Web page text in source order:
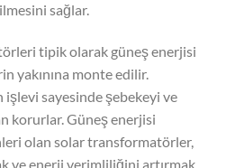
sağlar.
tipik olarak güneş enerjisi
yakınına monte edilir.
sayesinde şebekeyi ve
korurlar. Güneş enerjisi
olan solar transformatörler,
ve enerji verimliliğini artırmak